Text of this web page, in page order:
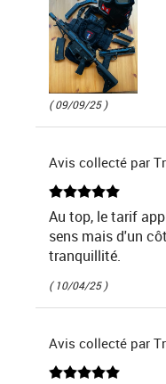
( 09/09/25 )
Avis collecté par
Au top, le tarif
sens mais d'un
tranquillité.
( 10/04/25 )
Avis collecté par